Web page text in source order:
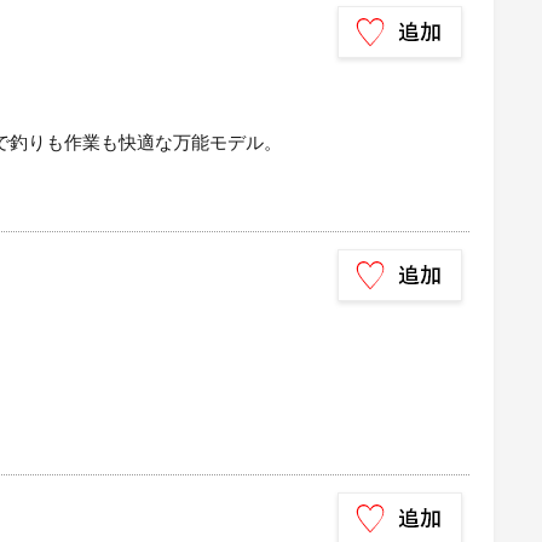
りも作業も快適な万能モデル。